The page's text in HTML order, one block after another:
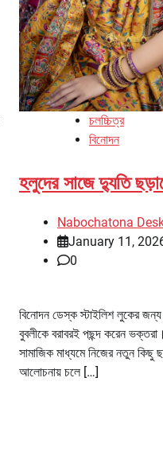
চলচ্চিত্র
বিনোদন
হলুদের সাজে দ্যুতি
Nabochatona
January 11,
0
বিনোদন ডেস্ক স্টাইলিশ লুকের জন্য
বুবলীকে বরাবরই পছন্দ করেন
সামাজিক মাধ্যমে নিজের নতুন কিছু
আলোচনায় চলে […]